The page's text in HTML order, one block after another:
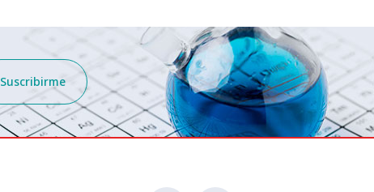
Suscribirme